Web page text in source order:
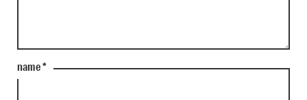
name*